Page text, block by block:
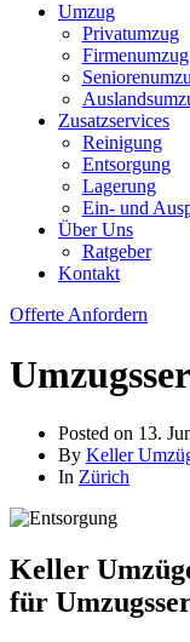
Umzug
Privatumzug
Firmenumzug
Zusatzservices
Reinigung
Entsorgung
Lagerung
Ein- und
Über Uns
Ratgeber
Kontakt
Offerte Anfordern
Posted on 13.
By Keller
In Zürich
Keller
für